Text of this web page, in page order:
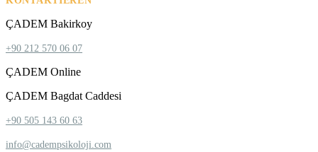
ÇADEM Bakirkoy
+90 212 570 06 07
ÇADEM Online
ÇADEM Bagdat Caddesi
+90 505 143 60 63
info@cadempsikoloji.com